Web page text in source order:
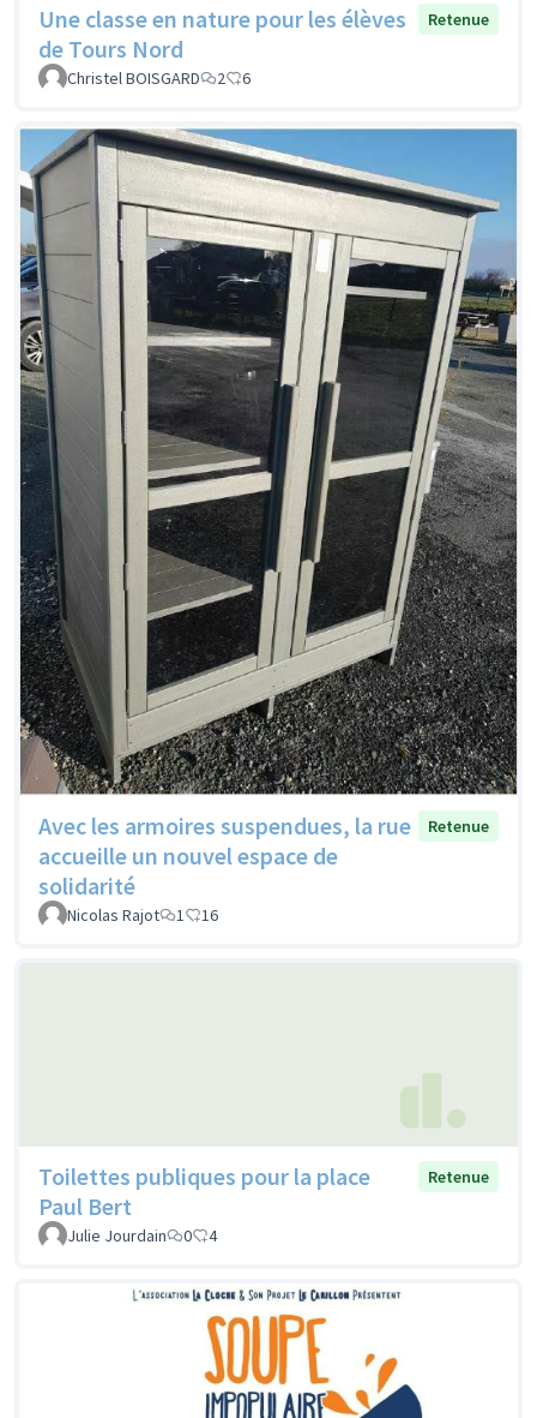
Une classe en nature pour les élèves
de Tours Nord
Retenue
Christel BOISGARD 2 6
Avec les armoires suspendues, la rue
accueille un nouvel espace de
solidarité
Retenue
Nicolas Rajot 1 16
Toilettes publiques pour la place
Paul Bert
Retenue
Julie Jourdain 0 4